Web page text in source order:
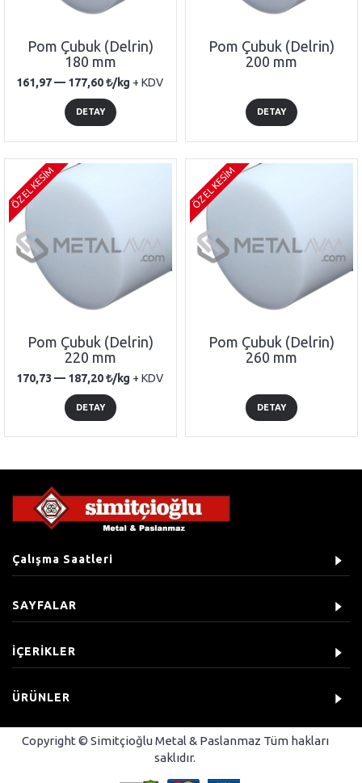
Pom Çubuk (Delrin)
180 mm
161,97 — 177,60 /kg + KDV
DETAY
Pom Çubuk (Delrin)
200 mm
DETAY
ÖZEL KESİM
Pom Çubuk (Delrin)
220 mm
170,73 — 187,20 /kg + KDV
DETAY
ÖZEL KESİM
Pom Çubuk (Delrin)
260 mm
DETAY
Çalışma Saatleri
SAYFALAR
İÇERİKLER
ÜRÜNLER
Copyright © Simitçioğlu Metal & Paslanmaz Tüm hakları
saklıdır.